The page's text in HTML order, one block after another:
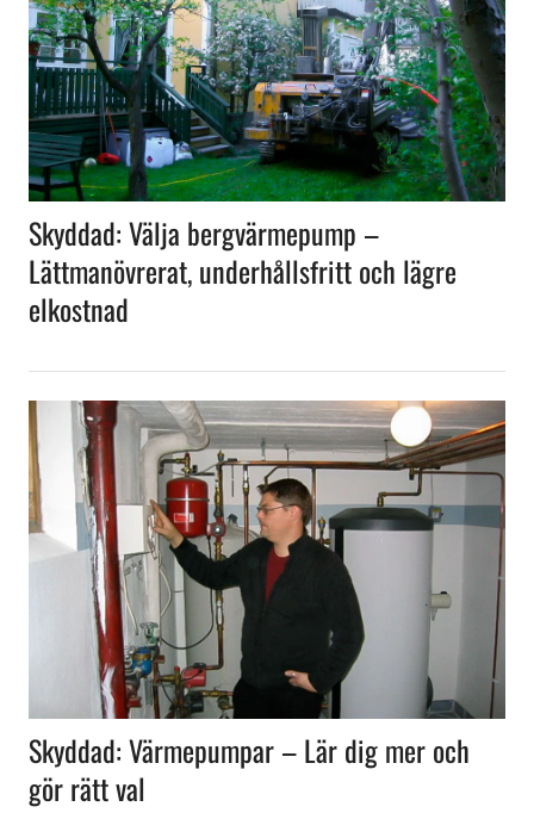
Skyddad: Välja bergvärmepump –
Lättmanövrerat, underhållsfritt och lägre
elkostnad
Skyddad: Värmepumpar – Lär dig mer och
gör rätt val